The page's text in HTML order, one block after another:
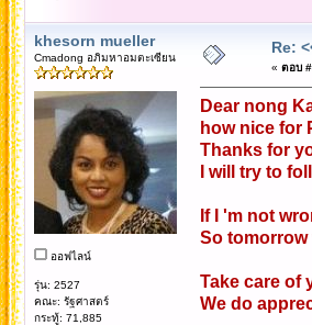
khesorn mueller
Cmadong อภิมหาอมตะเซียน
ออฟไลน์
รุ่น: 2527
คณะ: รัฐศาสตร์
กระทู้: 71,885
Re:
« ตอบ
Dear nong
how nice for
Thanks for
I will try to
If I 'm not
So tomorrow
Take care of
We do